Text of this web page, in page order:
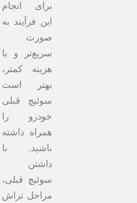
برای انجام
این فرآیند به
صورت
سریع‌تر و با
هزینه کمتر،
بهتر است
سوئیچ قبلی
خودرو را
همراه داشته
باشید. با
داشتن
سوئیچ قبلی،
مراحل تراش